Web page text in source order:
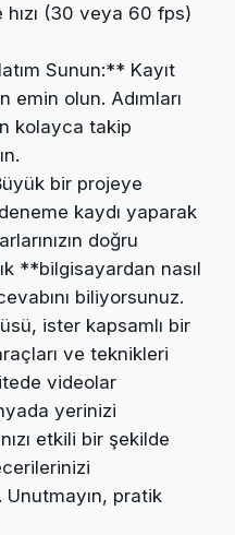
(30 veya 60 fps)
Sunun:** Kayıt
emin olun. Adımları
kolayca takip
bir projeye
kaydı yaparak
doğru
**bilgisayardan nasıl
biliyorsunuz.
ister kapsamlı bir
ve teknikleri
videolar
yerinizi
etkili bir şekilde
pratik